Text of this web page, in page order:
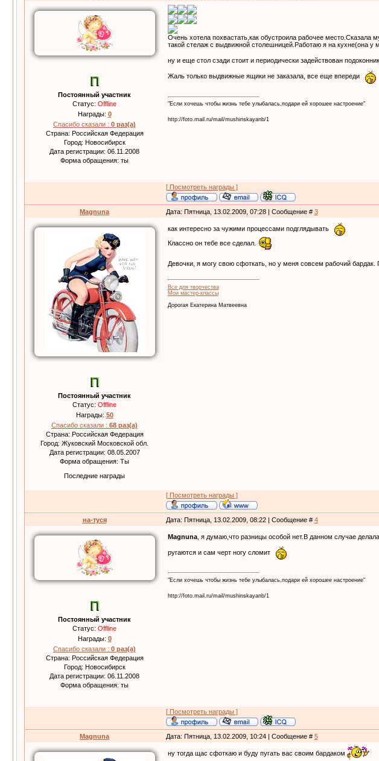
Постоянный участник
Статус: Offline
Награды: 0
Спасибо сказали : 0 раз(а)
Страна: Российская Федерация
Город: Новосибирск
Дата регистрации: 06.11.2008
Форма обращения: ты
Очень хотела похвастать,как обустроила рабочее место.Сказала
такой стелаж с выдвижной столешницей.Работаю я на кухне(она у
ну и еще стол сзади стоит и периодически задействован
Жаль только выдвижные ящики не заказала, все еще впереди
"Если хочешь чтобы жизнь тебе улыбалась,подари ей хорошее настроение"
http://foto.mail.ru/mail/mushinskayanb/1
[ Посмотреть награды ]
Magnuna Дата: Пятница, 13.02.2009, 07:28 | Сообщение # 3
Постоянный участник
Статус: Offline
Награды: 50
Спасибо сказали : 68 раз(а)
Страна: Российская Федерация
Город: Жуковский Московской обл.
Дата регистрации: 08.05.2007
Форма обращения: Ты
Последние награды
как интересно за чужими процессами подглядывать
Классно он тебе все сделал.
Девочки, я могу свою сфоткать, но у меня совсем рабочий
Все для творчества
Мои мастер-классы
Дорогая Екатерина Матвеевна
[ Посмотреть награды ]
на-туся Дата: Пятница, 13.02.2009, 08:22 | Сообщение # 4
Постоянный участник
Статус: Offline
Награды: 0
Спасибо сказали : 0 раз(а)
Страна: Российская Федерация
Город: Новосибирск
Дата регистрации: 06.11.2008
Форма обращения: ты
Magnuna, я думаю,что разницы особой нет.В данном случае
ругаются и сам черт ногу сломит
"Если хочешь чтобы жизнь тебе улыбалась,подари ей хорошее настроение"
http://foto.mail.ru/mail/mushinskayanb/1
[ Посмотреть награды ]
Magnuna Дата: Пятница, 13.02.2009, 10:24 | Сообщение # 5
ну тогда щас сфоткаю и буду пугать вас своим бардаком